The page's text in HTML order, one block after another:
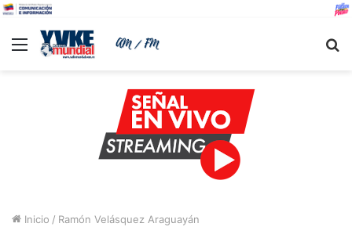
Menu
Inicio / Ramón Velásquez Araguayán